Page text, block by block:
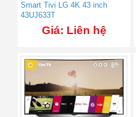
Smart Tivi LG 4K 43 inch
43UJ633T
Giá: Liên hệ